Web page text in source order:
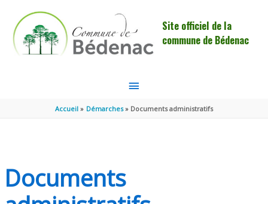
Site officiel de la
commune de Bédenac
MENU
PRINCIPAL
Accueil Démarches Documents administratifs
Documents